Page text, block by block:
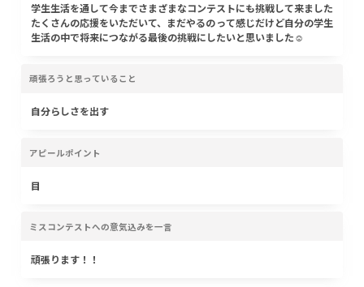
学生生活を通して今までさまざまなコンテストにも挑戦して来ました
たくさんの応援をいただいて、まだやるのって感じだけど自分の学生
生活の中で将来につながる最後の挑戦にしたいと思いました☺︎
頑張ろうと思っていること
自分らしさを出す
アピールポイント
目
ミスコンテストへの意気込みを一言
頑張ります！！